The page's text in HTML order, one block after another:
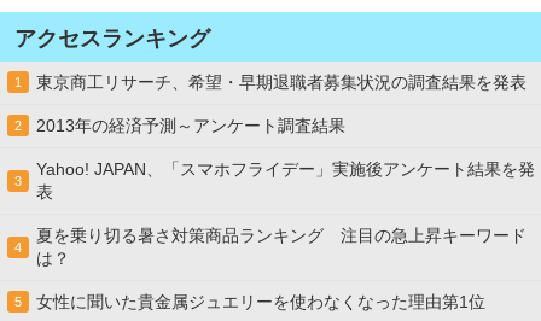
アクセスランキング
1 東京商工リサーチ、希望・早期退職者募集状況の調査結果を発表
2 2013年の経済予測～アンケート調査結果
3
Yahoo! JAPAN、「スマホフライデー」実施後アンケート結果を発
表
4
夏を乗り切る暑さ対策商品ランキング 注目の急上昇キーワード
は？
5 女性に聞いた貴金属ジュエリーを使わなくなった理由第1位